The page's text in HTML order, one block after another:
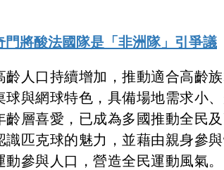
將酸法國隊是「非洲隊」引爭議
人口持續增加，推動適合高齡
與網球特色，具備場地需求小
層喜愛，已成為多國推動全民
匹克球的魅力，並藉由親身參
參與人口，營造全民運動風氣。